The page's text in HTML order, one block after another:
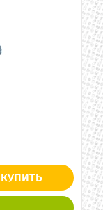
КУПИТЬ